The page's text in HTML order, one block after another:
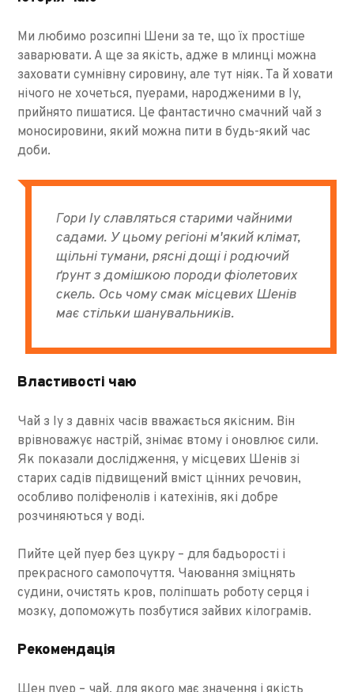
Ми любимо розсипні Шени за те, що їх простіше
заварювати. А ще за якість, адже в млинці можна
заховати сумнівну сировину, але тут ніяк. Та й ховати
нічого не хочеться, пуерами, народженими в Іу,
прийнято пишатися. Це фантастично смачний чай з
моносировини, який можна пити в будь-який час
доби.
Гори Іу славляться старими чайними
садами. У цьому регіоні м'який клімат,
щільні тумани, рясні дощі і родючий
ґрунт з домішкою породи фіолетових
скель. Ось чому смак місцевих Шенів
має стільки шанувальників.
Властивості чаю
Чай з Іу з давніх часів вважається якісним. Він
врівноважує настрій, знімає втому і оновлює сили.
Як показали дослідження, у місцевих Шенів зі
старих садів підвищений вміст цінних речовин,
особливо поліфенолів і катехінів, які добре
розчиняються у воді.
Пийте цей пуер без цукру – для бадьорості і
прекрасного самопочуття. Чаювання зміцнять
судини, очистять кров, поліпшать роботу серця і
мозку, допоможуть позбутися зайвих кілограмів.
Рекомендація